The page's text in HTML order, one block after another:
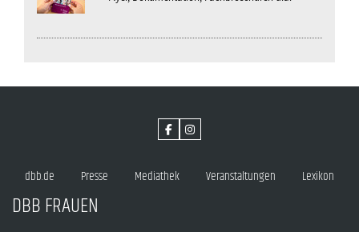
dbb.de Presse Mediathek Veranstaltungen Lexikon
DBB FRAUEN